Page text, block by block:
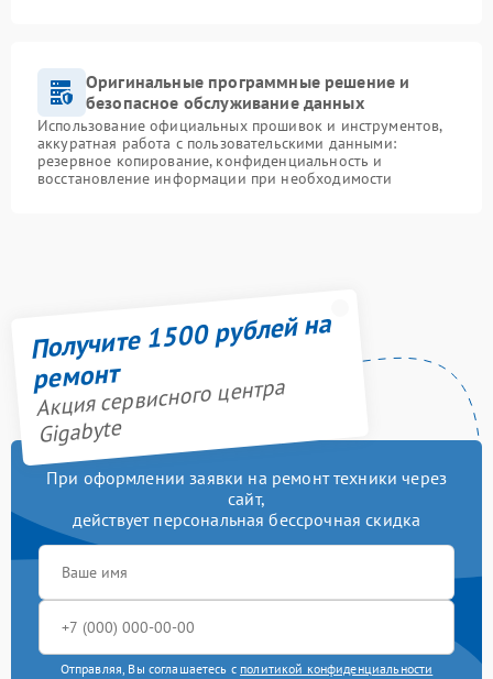
Оригинальные программные решение и
безопасное обслуживание данных
Использование официальных прошивок и инструментов,
аккуратная работа с пользовательскими данными:
резервное копирование, конфиденциальность и
восстановление информации при необходимости
Получите 1500 рублей на
ремонт
Акция сервисного центра
Gigabyte
При оформлении заявки на ремонт техники через
сайт,
действует персональная бессрочная скидка
Отправляя, Вы соглашаетесь с политикой конфиденциальности